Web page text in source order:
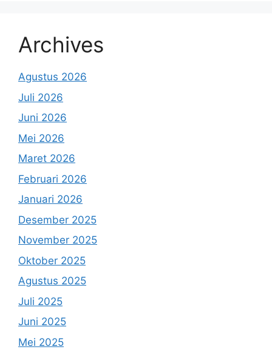
Archives
Agustus 2026
Juli 2026
Juni 2026
Mei 2026
Maret 2026
Februari 2026
Januari 2026
Desember 2025
November 2025
Oktober 2025
Agustus 2025
Juli 2025
Juni 2025
Mei 2025